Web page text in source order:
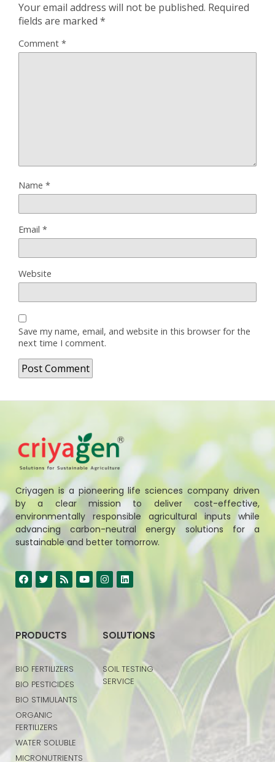
Your email address will not be published. Required
fields are marked *
Comment *
Name *
Email *
Website
Save my name, email, and website in this browser for the
next time I comment.
Criyagen is a pioneering life sciences company driven
by a clear mission to deliver cost-effective,
environmentally responsible agricultural inputs while
advancing carbon-neutral energy solutions for a
sustainable and better tomorrow.
PRODUCTS
BIO FERTILIZERS
BIO PESTICIDES
BIO STIMULANTS
ORGANIC
FERTILIZERS
WATER SOLUBLE
MICRONUTRIENTS
SOLUTIONS
SOIL TESTING
SERVICE